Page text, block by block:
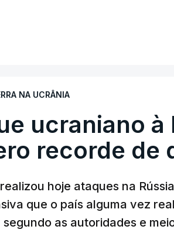
NA UCRÂNIA
ucraniano à
recorde de
hoje ataques na
que o país alguma vez
as autoridades e